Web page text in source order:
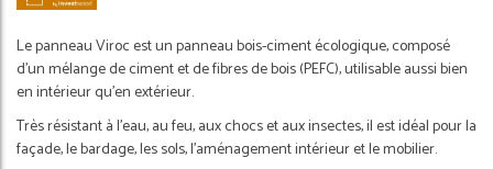
Le panneau Viroc est un panneau bois-ciment écologique, composé
d'un mélange de ciment et de fibres de bois (PEFC), utilisable aussi bien
en intérieur qu'en extérieur.
Très résistant à l'eau, au feu, aux chocs et aux insectes, il est idéal pour la
façade, le bardage, les sols, l'aménagement intérieur et le mobilier.
the
gallery